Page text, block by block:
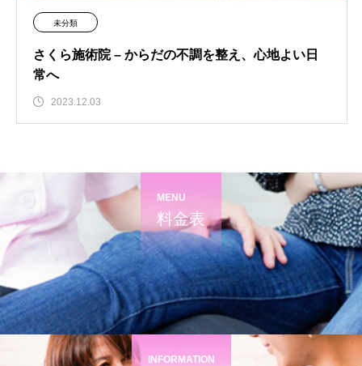
未分類
さくら施術院 – からだの不調を整え、心地よい日
常へ
2023.12.03
MENU
料金表
INFORMATION